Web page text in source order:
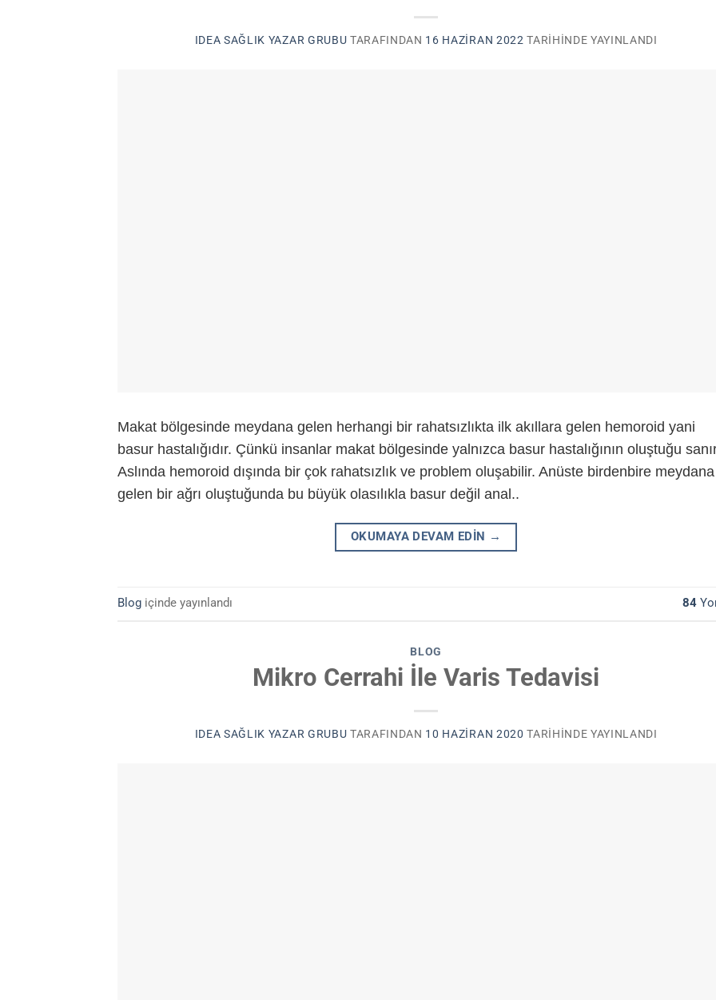
IDEA SAĞLIK YAZAR GRUBU TARAFINDAN 16 HAZIRAN 2022 TARIHINDE YAYINLANDI
Makat bölgesinde meydana gelen herhangi bir rahatsızlıkta ilk akıllara gelen hemoroid yani
basur hastalığıdır. Çünkü insanlar makat bölgesinde yalnızca basur hastalığının oluştuğu
Aslında hemoroid dışında bir çok rahatsızlık ve problem oluşabilir. Anüste birdenbire meydana
gelen bir ağrı oluştuğunda bu büyük olasılıkla basur değil anal..
OKUMAYA DEVAM EDIN →
Blog içinde yayınlandı 84
BLOG
Mikro Cerrahi İle Varis Tedavisi
IDEA SAĞLIK YAZAR GRUBU TARAFINDAN 10 HAZIRAN 2020 TARIHINDE YAYINLANDI